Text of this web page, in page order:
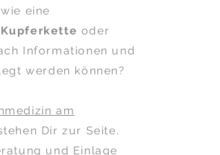
eine
Kupferkette oder
Informationen und
werden können?
am
Dir zur Seite.
und Einlage